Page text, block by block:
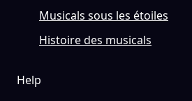
Musicals sous les étoiles
Histoire des musicals
Help